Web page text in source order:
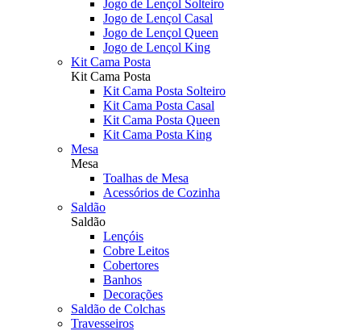
Jogo de Lençol Solteiro
Jogo de Lençol Casal
Jogo de Lençol Queen
Jogo de Lençol King
Kit Cama Posta
Kit Cama Posta
Kit Cama Posta Solteiro
Kit Cama Posta Casal
Kit Cama Posta Queen
Kit Cama Posta King
Mesa
Mesa
Toalhas de Mesa
Acessórios de Cozinha
Saldão
Saldão
Lençóis
Cobre Leitos
Cobertores
Banhos
Decorações
Saldão de Colchas
Travesseiros